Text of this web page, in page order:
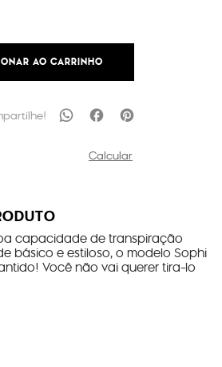
AO CARRINHO
Calcular
capacidade de transpiração
básico e estiloso, o modelo Sophi
Você não vai querer tira-lo